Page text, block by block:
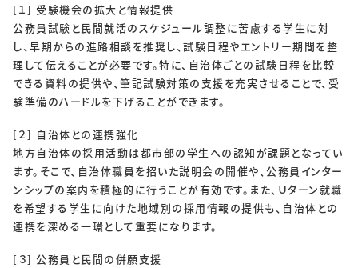
[１] 受験機会の拡大と情報提供
公務員試験と民間就活のスケジュール調整に苦慮する学生に対
し、早期からの進路相談を推奨し、試験日程やエントリー期間を整
理して伝えることが必要です。特に、自治体ごとの試験日程を比較
できる資料の提供や、筆記試験対策の支援を充実させることで、受
験準備のハードルを下げることができます。
[２] 自治体との連携強化
地方自治体の採用活動は都市部の学生への認知が課題となってい
ます。そこで、自治体職員を招いた説明会の開催や、公務員インター
ンシップの案内を積極的に行うことが有効です。また、Ｕターン就職
を希望する学生に向けた地域別の採用情報の提供も、自治体との
連携を深める一環として重要になります。
[３] 公務員と民間の併願支援